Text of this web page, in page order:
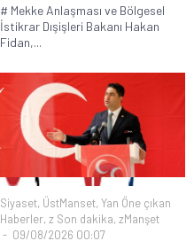
# Mekke Anlaşması ve Bölgesel
İstikrar Dışişleri Bakanı Hakan
Fidan,...
Siyaset, ÜstManset, Yan Öne çıkan
Haberler, z Son dakika, zManşet
09/08/2026 00:07